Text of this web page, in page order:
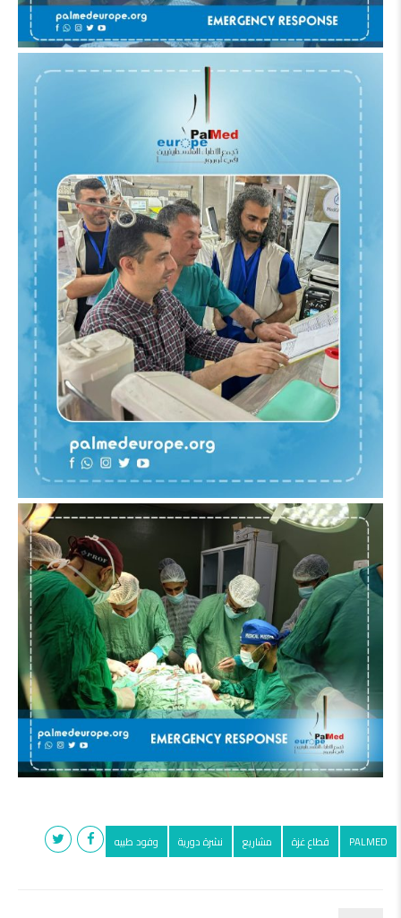
PALMED قطاع غزة مشاريع نشرة دورية وفود طبيه